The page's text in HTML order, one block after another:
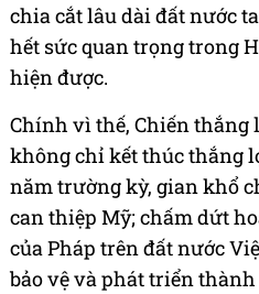
chia cắt lâu dài đất nước
hết sức quan trọng trong
hiện được.
Chính vì thế, Chiến thắng
không chỉ kết thúc thắng
năm trường kỳ, gian khổ
can thiệp Mỹ; chấm dứt
của Pháp trên đất nước
bảo vệ và phát triển